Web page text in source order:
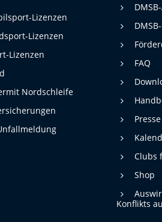
Lizenzen
Lizenzen
Lizenzen
Nordschleife
FAQ
Presse
Clubs
Shop
Konflikts